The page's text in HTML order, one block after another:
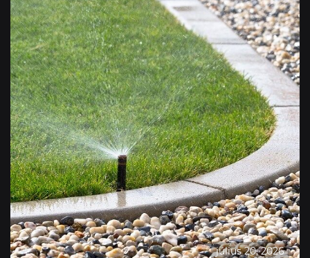
július 20, 2026